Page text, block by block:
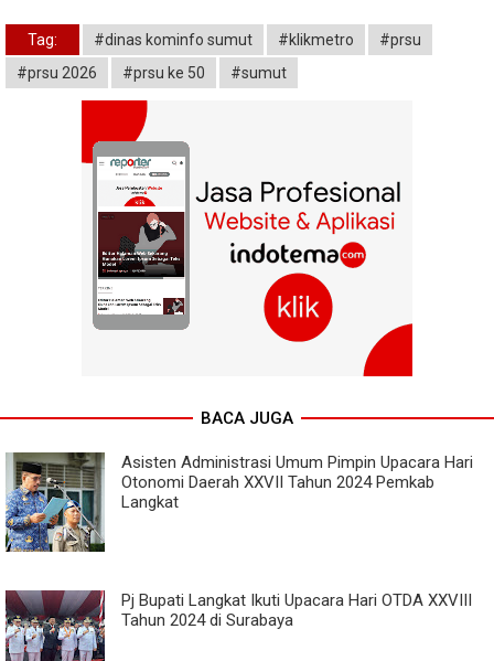
Tag: #dinas kominfo sumut #klikmetro
#prsu
#prsu 2026
#prsu ke 50 #sumut
BACA JUGA
Asisten Administrasi Umum Pimpin Upacara Hari
Otonomi Daerah XXVII Tahun 2024 Pemkab
Langkat
Pj Bupati Langkat Ikuti Upacara Hari OTDA XXVIII
Tahun 2024 di Surabaya